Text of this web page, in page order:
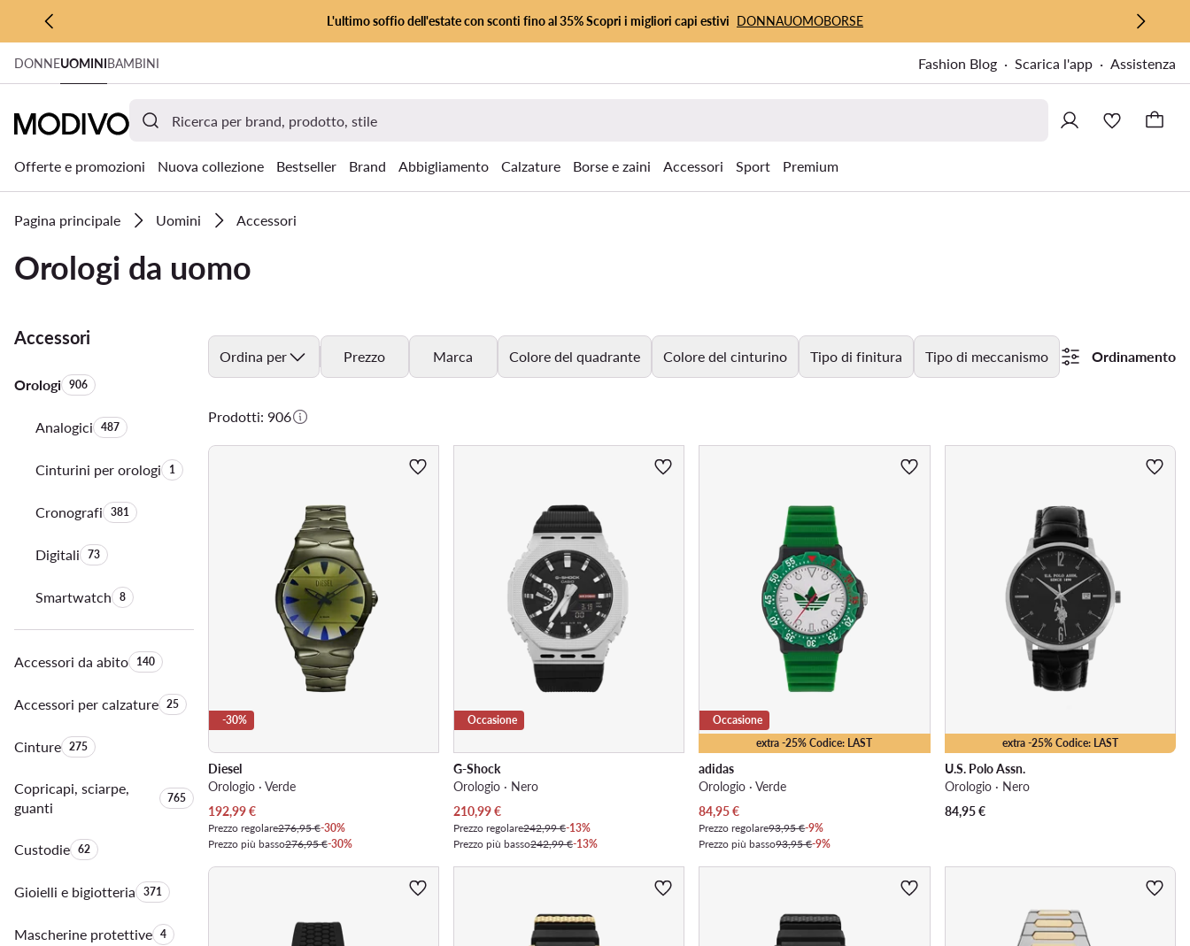
VAI AL CONTENUTO PRINCIPALE
VAI ALLA RICERCA
L'ultimo soffio dell'estate con sconti fino al 35% Scopri i migliori capi estivi DONNAUOMOBORSE
DONNEUOMINIBAMBINI Fashion Blog Scarica l'app Assistenza
Offerte e promozioni Nuova collezione Bestseller Brand Abbigliamento Calzature Borse e zaini Accessori Sport Premium
Pagina principale Uomini Accessori
Orologi da uomo
Accessori
OrologiQuantità di prodotti:
906
AnalogiciQuantità di prodotti:
487
Cinturini per orologiQuantità di prodotti:
1
CronografiQuantità di prodotti:
381
DigitaliQuantità di prodotti:
73
SmartwatchQuantità di prodotti:
8
Accessori da abitoQuantità di prodotti:
140
Accessori per calzatureQuantità di prodotti:
25
CintureQuantità di prodotti:
275
Copricapi, sciarpe,
guanti
Quantità di prodotti:
765
CustodieQuantità di prodotti:
62
Gioielli e bigiotteriaQuantità di prodotti:
371
Mascherine protettiveQuantità di prodotti:
4
Ordina per Prezzo Marca Colore del quadrante Colore del cinturino Tipo di finitura Tipo di meccanismo Ordinamento
Prodotti: 906
-30%
Diesel
Orologio · Verde
Prezzo attuale
192,99€
Prezzo regolare276,95 €-30%
Prezzo più basso276,95 €-30%
Occasione
G-Shock
Orologio · Nero
Prezzo attuale
210,99€
Prezzo regolare242,99 €-13%
Prezzo più basso242,99 €-13%
extra -25% Codice: LAST
Occasione
adidas
Orologio · Verde
Prezzo attuale
84,95€
Prezzo regolare93,95 €-9%
Prezzo più basso93,95 €-9%
extra -25% Codice: LAST
U.S. Polo Assn.
Orologio · Nero
84,95€